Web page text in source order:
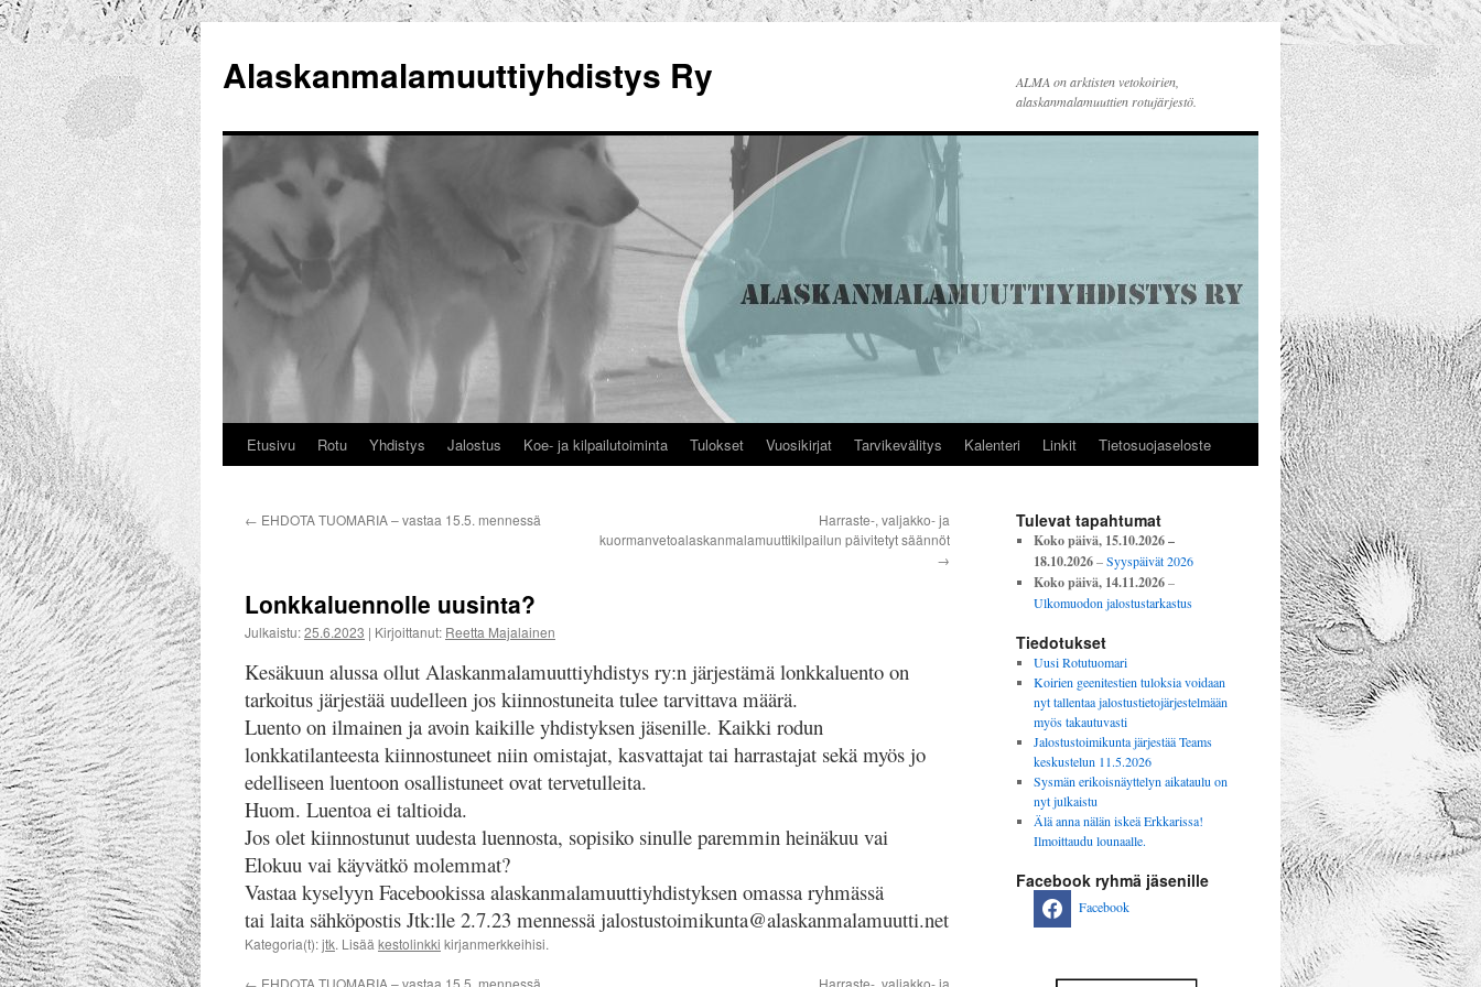
Alaskanmalamuuttiyhdistys Ry
ALMA on arktisten vetokoirien,
alaskanmalamuuttien rotujärjestö.
Siirry
Etusivu Rotu Yhdistys Jalostus Koe- ja kilpailutoiminta Tulokset Vuosikirjat Tarvikevälitys Kalenteri Linkit Tietosuojaseloste
← EHDOTA TUOMARIA – vastaa 15.5. mennessä
Harraste-, valjakko- ja
kuormanvetoalaskanmalamuuttikilpailun päivitetyt säännöt
→
Lonkkaluennolle uusinta?
Julkaistu:25.6.2023 | Kirjoittanut: Reetta Majalainen
Kesäkuun alussa ollut Alaskanmalamuuttiyhdistys ry:n järjestämä lonkkaluento on
tarkoitus järjestää uudelleen jos kiinnostuneita tulee tarvittava määrä.
Luento on ilmainen ja avoin kaikille yhdistyksen jäsenille. Kaikki rodun
lonkkatilanteesta kiinnostuneet niin omistajat, kasvattajat tai harrastajat sekä myös jo
edelliseen luentoon osallistuneet ovat tervetulleita.
Huom. Luentoa ei taltioida.
Jos olet kiinnostunut uudesta luennosta, sopisiko sinulle paremmin heinäkuu vai
Elokuu vai käyvätkö molemmat?
Vastaa kyselyyn Facebookissa alaskanmalamuuttiyhdistyksen omassa ryhmässä
tai laita sähköpostis Jtk:lle 2.7.23 mennessä jalostustoimikunta@alaskanmalamuutti.net
Kategoria(t):jtk. Lisää kestolinkki kirjanmerkkeihisi.
← EHDOTA TUOMARIA – vastaa 15.5. mennessä
Harraste-, valjakko- ja
Tulevat tapahtumat
Koko päivä, 15.10.2026 –
18.10.2026–Syyspäivät 2026
Koko päivä, 14.11.2026–
Ulkomuodon jalostustarkastus
Tiedotukset
Uusi Rotutuomari
Koirien geenitestien tuloksia voidaan
nyt tallentaa jalostustietojärjestelmään
myös takautuvasti
Jalostustoimikunta järjestää Teams
keskustelun 11.5.2026
Sysmän erikoisnäyttelyn aikataulu on
nyt julkaistu
Älä anna nälän iskeä Erkkarissa!
Ilmoittaudu lounaalle.
Facebook ryhmä jäsenille
Facebook